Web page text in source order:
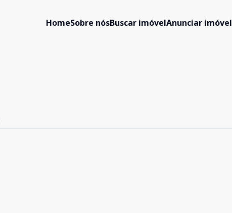
HomeSobre nósBuscar imóvelAnunciar imóvel